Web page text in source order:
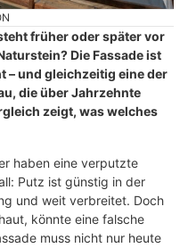
früher oder später vor
Die Fassade ist
– und gleichzeitig eine der
die über Jahrzehnte
zeigt, was welches
haben eine verputzte
Putz ist günstig in der
und weit verbreitet. Doch
könnte eine falsche
muss nicht nur heute